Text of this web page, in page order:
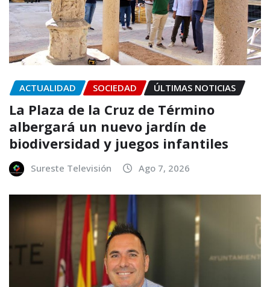
ACTUALIDAD SOCIEDAD ÚLTIMAS NOTICIAS
La Plaza de la Cruz de Término
albergará un nuevo jardín de
biodiversidad y juegos infantiles
Sureste Televisión Ago 7, 2026